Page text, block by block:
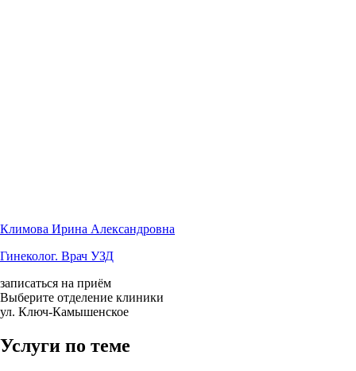
Климова Ирина Александровна
Гинеколог. Врач УЗД
записаться на приём
Выберите отделение клиники
ул. Ключ-Камышенское
Услуги по теме